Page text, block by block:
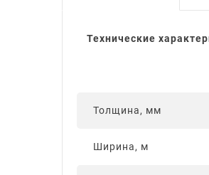
Технические
Толщина, мм
Ширина, м